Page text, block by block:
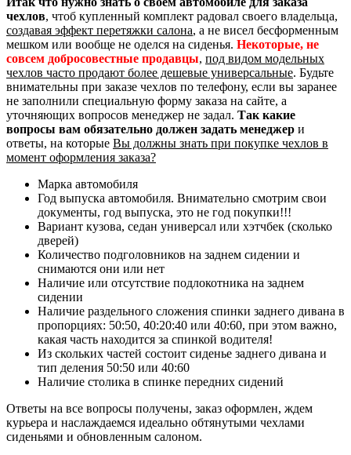
чехлов, чтоб купленный комплект радовал своего владельца,
создавая эффект перетяжки салона, а не висел бесформенным
мешком или вообще не оделся на сиденья. Некоторые, не
совсем добросовестные продавцы, под видом модельных
чехлов часто продают более дешевые универсальные. Будьте
внимательны при заказе чехлов по телефону, если вы заранее
не заполнили специальную форму заказа на сайте, а
уточняющих вопросов менеджер не задал. Так какие
вопросы вам обязательно должен задать менеджер и
ответы, на которые Вы должны знать при покупке чехлов в
момент оформления заказа?
Марка автомобиля
Год выпуска автомобиля. Внимательно смотрим свои
документы, год выпуска, это не год покупки!!!
Вариант кузова, седан универсал или хэтчбек (сколько
дверей)
Количество подголовников на заднем сидении и
снимаются они или нет
Наличие или отсутствие подлокотника на заднем
сидении
Наличие раздельного сложения спинки заднего дивана в
пропорциях: 50:50, 40:20:40 или 40:60, при этом важно,
какая часть находится за спинкой водителя!
Из скольких частей состоит сиденье заднего дивана и
тип деления 50:50 или 40:60
Наличие столика в спинке передних сидений
Ответы на все вопросы получены, заказ оформлен, ждем
курьера и наслаждаемся идеально обтянутыми чехлами
сиденьями и обновленным салоном.